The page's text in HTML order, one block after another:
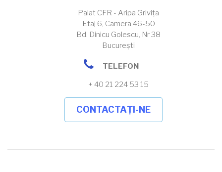
Palat CFR - Aripa Grivița
Etaj 6, Camera 46-50
Bd. Dinicu Golescu, Nr 38
București
telefon
TELEFON
+ 40 21 224 53 15
CONTACTAȚI-NE